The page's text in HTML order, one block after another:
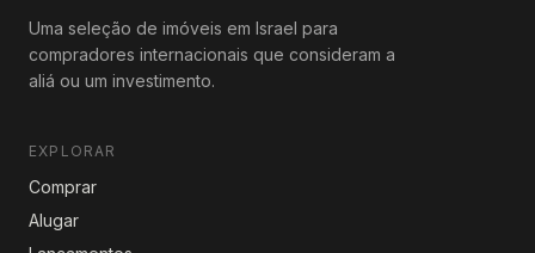
Uma seleção de imóveis em Israel para
compradores internacionais que consideram a
aliá ou um investimento.
EXPLORAR
Comprar
Alugar